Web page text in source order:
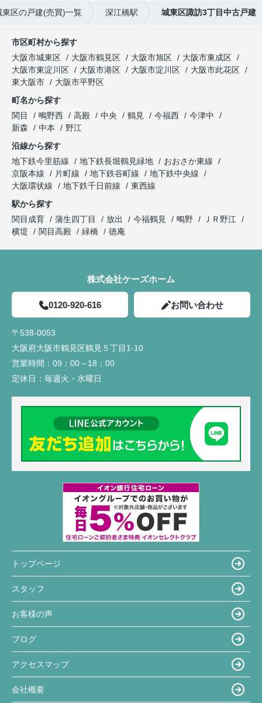
東区の戸建(売買)一覧 深江橋駅 城東区諏訪3丁目中古戸建
市区町村から探す
大阪市城東区
大阪市鶴見区 大阪市旭区
大阪市東成区
大阪市東淀川区
大阪市港区 大阪市淀川区
大阪市此花区
東大阪市
大阪市平野区
町名から探す
関目
鴫野西 高殿 中央 鶴見 今福西
今津中
新森
中本
野江
沿線から探す
地下鉄今里筋線
地下鉄長堀鶴見緑地
おおさか東線
京阪本線
片町線 地下鉄谷町線
地下鉄中央線
大阪環状線
地下鉄千日前線
東西線
駅から探す
関目成育
蒲生四丁目 放出 今福鶴見 鴫野
ＪＲ野江
横堤
関目高殿 緑橋 徳庵
株式会社ケーズホーム
0120-920-616 お問い合わせ
〒538-0053
大阪府大阪市鶴見区鶴見５丁目1-10
営業時間： 09：00～18：00
定休日： 毎週火・水曜日
トップページ
スタッフ
お客様の声
ブログ
アクセスマップ
会社概要